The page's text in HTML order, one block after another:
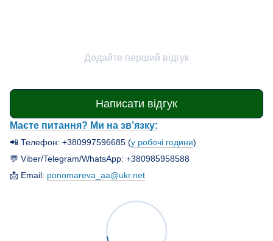
Додайте перший відгук
Написати відгук
Маєте питання? Ми на зв’язку:
📲 Телефон: +380997596685 (у робочі години)
💬 Viber/Telegram/WhatsApp: +380985958588
📩 Email: ponomareva_aa@ukr.net